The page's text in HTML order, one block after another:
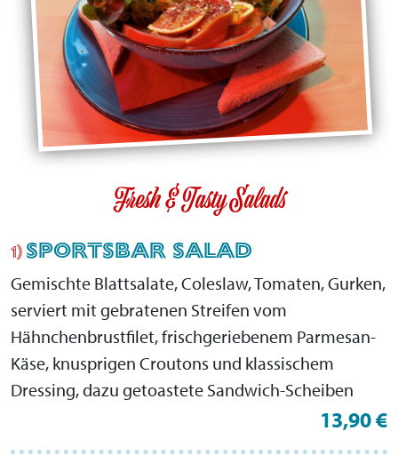
Fresh & Tasty Salads
1) SPORTSBAR SALAD
Gemischte Blattsalate, Coleslaw, Tomaten, Gurken,
serviert mit gebratenen Streifen vom
Hähnchenbrustfilet, frischgeriebenem Parmesan-
Käse, knusprigen Croutons und klassischem
Dressing, dazu getoastete Sandwich-Scheiben
13,90 €